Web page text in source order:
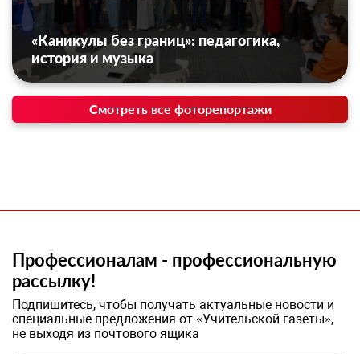
«Каникулы без границ»: педагогика,
история и музыка
Смотреть все фоторепортажи
Профессионалам - профессиональную
рассылку!
Подпишитесь, чтобы получать актуальные новости и
специальные предложения от «Учительской газеты»,
не выходя из почтового ящика